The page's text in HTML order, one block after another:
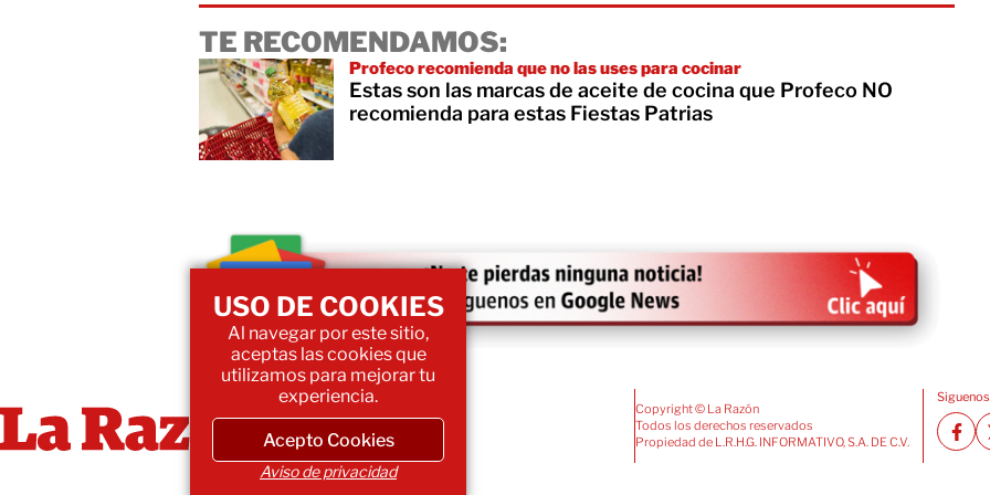
TE RECOMENDAMOS:
Profeco recomienda que no las uses para cocinar
Estas son las marcas de aceite de cocina que Profeco NO
recomienda para estas Fiestas Patrias
Copyright © La Razón
Todos los derechos reservados
Propiedad de L.R.H.G. INFORMATIVO, S.A. DE C.V.
USO DE COOKIES
Al navegar por este sitio,
aceptas las cookies que
utilizamos para mejorar tu
experiencia.
Acepto Cookies
Aviso de privacidad